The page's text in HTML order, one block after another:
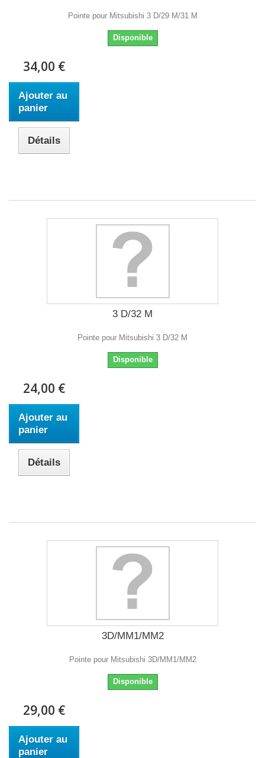
Pointe pour Mitsubishi 3 D/29 M/31 M
Disponible
34,00 €
Ajouter au
panier
Détails
3 D/32 M
Pointe pour Mitsubishi 3 D/32 M
Disponible
24,00 €
Ajouter au
panier
Détails
3D/MM1/MM2
Pointe pour Mitsubishi 3D/MM1/MM2
Disponible
29,00 €
Ajouter au
panier